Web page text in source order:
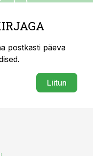
postkasti päeva
Liitun